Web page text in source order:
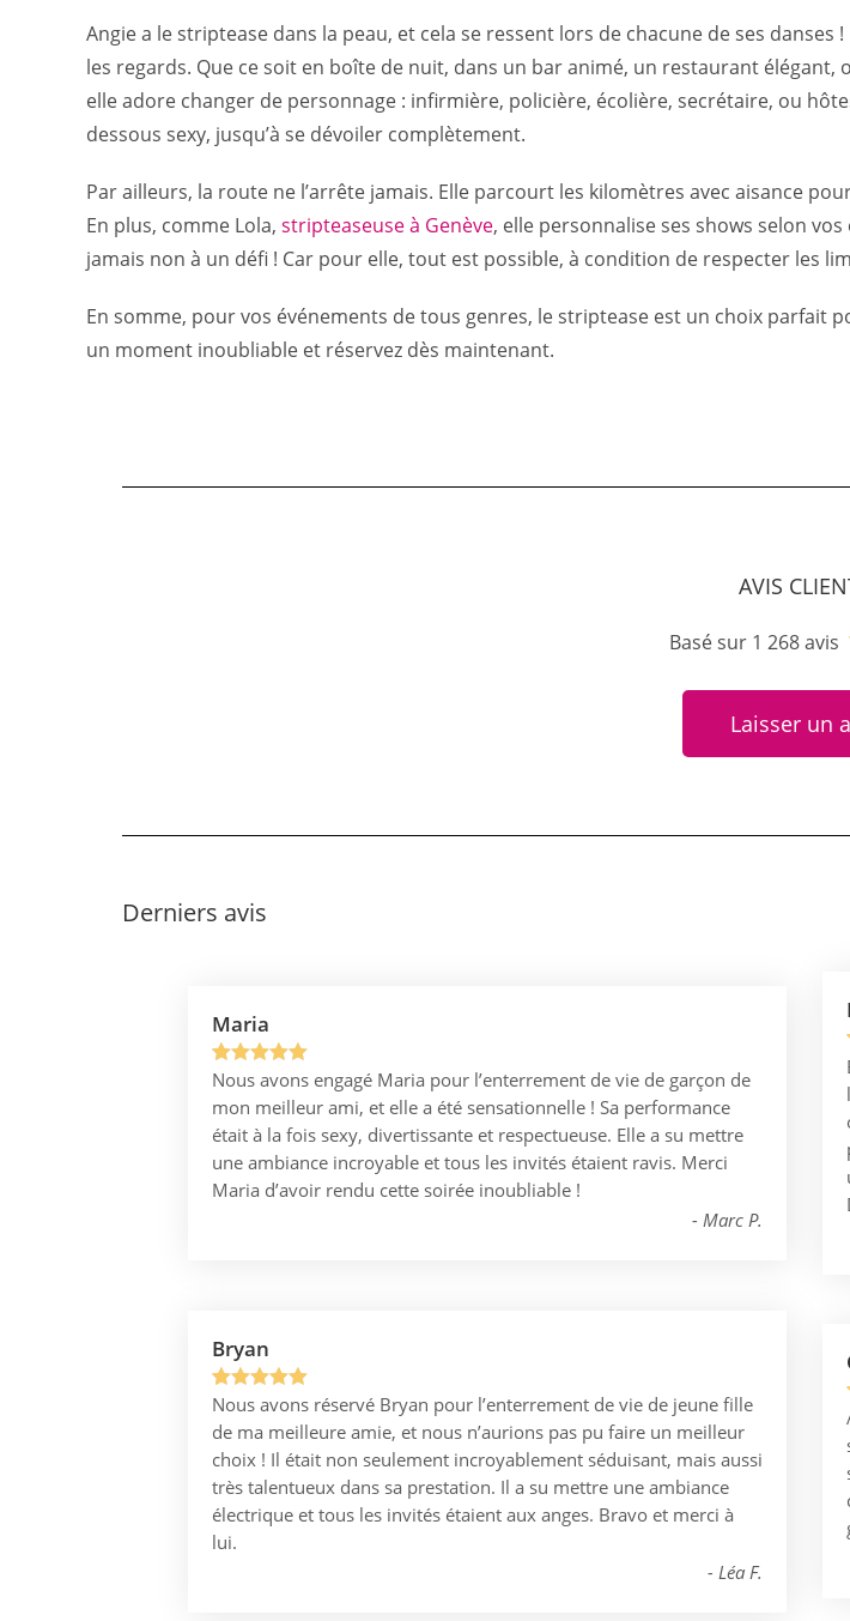
Angie a le striptease dans la peau, et cela se ressent lors de chacune de ses
les regards. Que ce soit en boîte de nuit, dans un bar animé, un restaurant
elle adore changer de personnage : infirmière, policière, écolière, secrétaire, ou
dessous sexy, jusqu’à se dévoiler complètement.
Par ailleurs, la route ne l’arrête jamais. Elle parcourt les kilomètres avec aisance
En plus, comme Lola, stripteaseuse à Genève, elle personnalise ses shows selon
jamais non à un défi ! Car pour elle, tout est possible, à condition de respecter les
En somme, pour vos événements de tous genres, le striptease est un choix parfait
un moment inoubliable et réservez dès maintenant.
AVIS
Basé sur 1 268 avis
Laisser un
Derniers avis
Maria
Noté5.00
sur 5
basé sur
1
notation
client
Nous avons engagé Maria pour l’enterrement de vie de garçon de
mon meilleur ami, et elle a été sensationnelle ! Sa performance
était à la fois sexy, divertissante et respectueuse. Elle a su mettre
une ambiance incroyable et tous les invités étaient ravis. Merci
Maria d’avoir rendu cette soirée inoubliable !
Marc P.
Bryan
Noté5.00
sur 5
basé sur
1
notation
client
Nous avons réservé Bryan pour l’enterrement de vie de jeune fille
de ma meilleure amie, et nous n’aurions pas pu faire un meilleur
choix ! Il était non seulement incroyablement séduisant, mais aussi
très talentueux dans sa prestation. Il a su mettre une ambiance
électrique et tous les invités étaient aux anges. Bravo et merci à
lui.
Léa F.